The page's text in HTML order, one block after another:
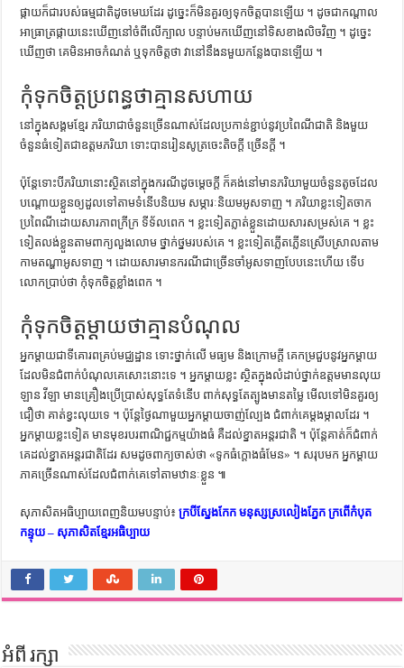
ផ្កាយ​ក៏​ជា​របស់​ធម្មជាតិ​ដូច​មេឃ​ដែរ ដូច្នេះ​ក៏​មិន​គួរ​ឲ្យ​ទុក​ចិត្ត​បាន​ឡើយ ។ ដូចជា​កណ្ដាល​
អាធ្រាត្រ​ផ្កាយ​នេះ​ឃើញ​នៅ​ចំ​ពី​លើ​ក្បាល បន្ទាប់​មក​ឃើញ​នៅ​ទិស​ខាងលិច​វិញ ។ ដូច្នេះ
ឃើញ​ថា គេ​មិន​អាច​កំណត់ ឬ​ទុក​ចិត្ត​ថា វា​នៅ​នឹង​ន​មួយ​កន្លែង​បាន​ឡើយ ។
កុំទុកចិត្តប្រពន្ធថាគ្មានសហាយ
នៅ​ក្នុង​សង្គម​ខ្មែរ ភរិយា​ជា​ចំនួន​ច្រើន​ណាស់​ដែល​ប្រកាន់​ខ្ជាប់​នូវ​ប្រពៃណី​ជាតិ និង​មួយ​
ចំនួន​ធំ​ទៀត​ជា​ឧត្ដម​ភរិយា ទោះ​បាន​រៀន​សូត្រ​ចេះ​តិច​ក្ដី ច្រើន​ក្ដី ។
ប៉ុន្តែ​ទោះ​បី​ភរិយា​នោះ​ស្ថិត​នៅ​ក្នុង​ករណី​ដូច​ម្ដេច​ក្ដី ក៏​គង់​នៅ​មាន​ភរិយា​មួយ​ចំនួន​តូច​ដែល​
បណ្ដោយ​ខ្លួន​ឲ្យ​ដួល​ទៅ​តាម​ទំនើបនិយម សម្ភារៈ​និយម​អូស​ទាញ ។ ភរិយា​ខ្លះ​ទៀត​ចាក​
ប្រពៃណី​ដោយសារ​ភាព​ក្រីក្រ​ ទីទ័ល​ពេក ។ ខ្លះ​ទៀត​ភ្លាត់​ខ្លួន​ដោយសារ​សម្រស់​គេ ។ ខ្លះ​
ទៀត​លង់​ខ្លួន​តាម​ពាក្យ​លួងលោម ថ្នាក់​ថ្នម​របស់​គេ ។ ខ្លះ​ទៀត​ភ្លើតភ្លើន​ស្រើប​ស្រាល​តាម​
កាម​តណ្ហា​អូស​ទាញ ។ ដោយសារ​មាន​ករណី​ជាច្រើន​ចាំ​អូស​ទាញ​បែប​នេះ​ហើយ ទើប​
លោក​ប្រាប់​ថា កុំ​ទុក​ចិត្ត​ខ្លាំង​ពេក ។
កុំទុកចិត្តម្តាយថាគ្មានបំណុល
អ្នក​ម្ដាយ​ជា​ទី​គោរព​គ្រប់​មជ្ឈដ្ឋាន ទោះ​ថ្នាក់​លើ មធ្យម និង​ក្រោម​ក្ដី គេ​កម្រ​ជួប​នូវ​អ្នកម្ដាយ​
ដែល​មិន​ជំពាក់​បំណុល​គេ​សោះ​នោះ​ទេ ។ អ្នក​ម្ដាយ​ខ្លះ ស្ថិត​ក្នុង​លំដាប់​ថ្នាក់​ឧត្ដម​មាន​លុយ
ឡាន វីឡា មាន​គ្រឿង​ប្រើប្រាស់​សុទ្ធ​តែ​ទំនើប ពាក់​សុទ្ធ​តែ​ត្បូង​មាន​តម្លៃ មើល​ទៅ​មិន​គួរ​ឲ្យ​
ជឿ​ថា គាត់​ខ្វះ​លុយ​ទេ ។ ប៉ុន្តែ​ថ្ងៃ​ណា​មួយ​អ្នក​ម្ដាយ​ចាញ់​ល្បែង ជំពាក់​គេ​ម្ដង​ម្កាល​ដែរ ។
អ្នក​ម្ដាយ​ខ្លះ​ទៀត មាន​មុខ​របរ​ពាណិជ្ជកម្ម​យ៉ាង​ធំ គឺ​ដល់​ខ្នាត​អន្តរជាតិ ។ ប៉ុន្តែ​គាត់​ក៏​ជំពាក់​
គេ​ដល់​ខ្នាត​អន្តរជាតិ​ដែរ សម​ដូច​ពាក្យ​ចាស់​ថា «ទូក​ធំ​ក្ដោង​ធំ​មែន» ។ សរុប​មក អ្នក​ម្ដាយ​
ភាគ​ច្រើន​ណាស់​ដែល​ជំពាក់​គេ​ទៅ​តាម​ឋានៈ​ខ្លួន ៕
សុភាសិតអធិប្បាយពេញនិយមបន្ទាប់៖ក្របីស្នែងកែក មនុស្សស្រលៀងភ្នែក ក្រពើកំបុត
កន្ទុយ – សុភាសិតខ្មែរអធិប្បាយ
អំពី រក្សា